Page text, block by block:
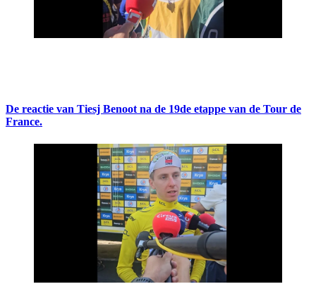
De reactie van Tiesj Benoot na de 19de etappe van de Tour de
France.